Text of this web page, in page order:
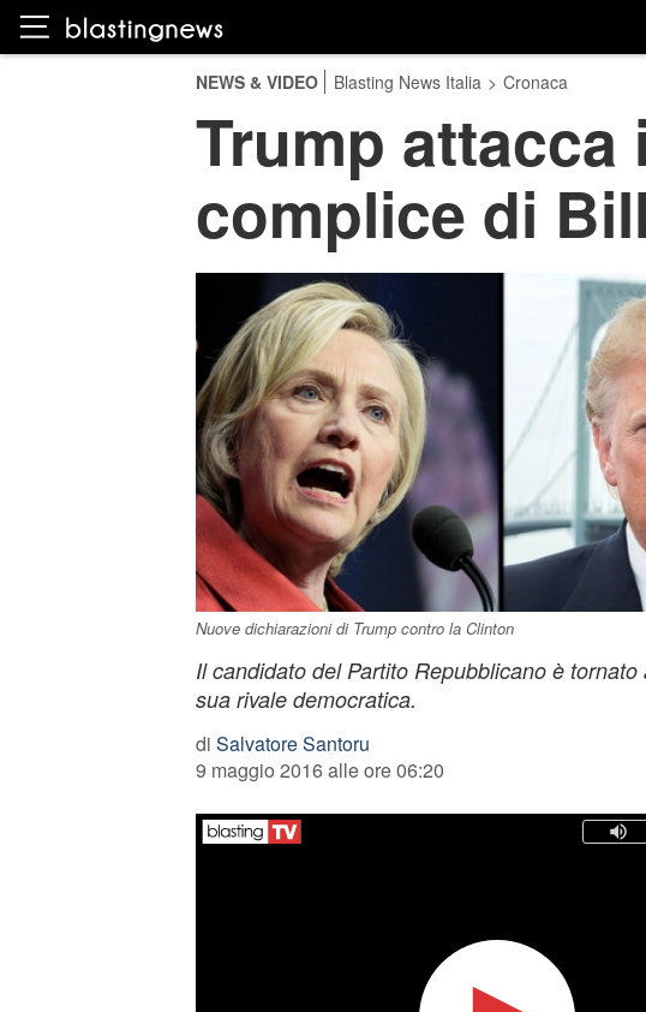
NEWS & VIDEO Blasting News Italia > Cronaca
Trump
complice di
Nuove dichiarazioni di Trump contro la Clinton
Il candidato del Partito Repubblicano è
sua rivale democratica.
di Salvatore Santoru
9 maggio 2016 alle ore 06:20